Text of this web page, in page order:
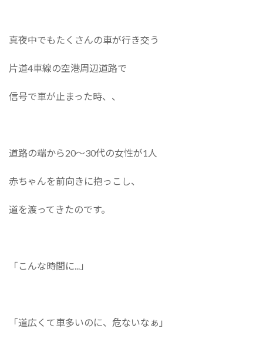
真夜中でもたくさんの車が行き交う
片道4車線の空港周辺道路で
信号で車が止まった時、、
道路の端から20～30代の女性が1人
赤ちゃんを前向きに抱っこし、
道を渡ってきたのです。
「こんな時間に...」
「道広くて車多いのに、危ないなぁ」